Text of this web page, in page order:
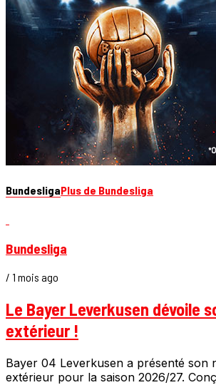
BundesligaPlus de Bundesliga
Bundesliga
/ 1 mois ago
Le Bayer Leverkusen dévoile
extérieur !
Bayer 04 Leverkusen a présenté son
extérieur pour la saison 2026/27.